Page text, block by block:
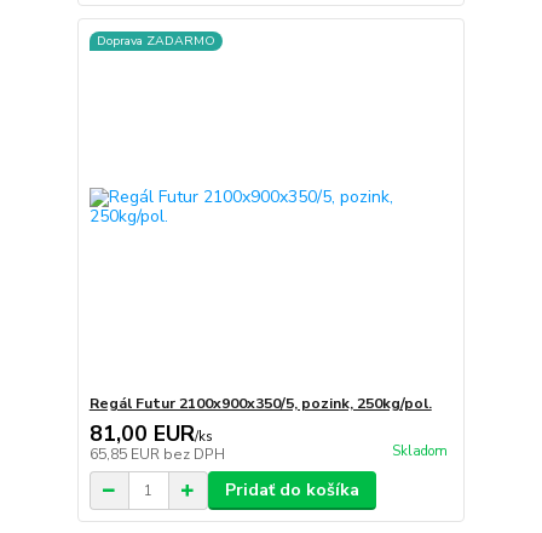
Doprava ZADARMO
Regál Futur 2100x900x350/5, pozink, 250kg/pol.
81,00 EUR/ks
65,85 EUR bez DPH Skladom
Pridať do košíka